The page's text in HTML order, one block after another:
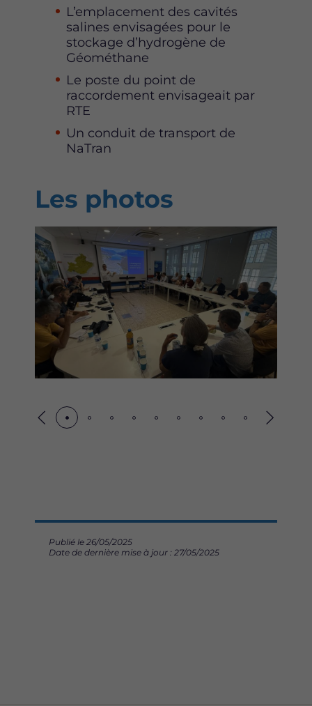
L’emplacement des cavités
salines envisagées pour le
stockage d’hydrogène de
Géométhane
Le poste du point de
raccordement envisageait par
RTE
Un conduit de transport de
NaTran
Les photos
Précédent Suivant
Publié le 26/05/2025
Date de dernière mise à jour : 27/05/2025